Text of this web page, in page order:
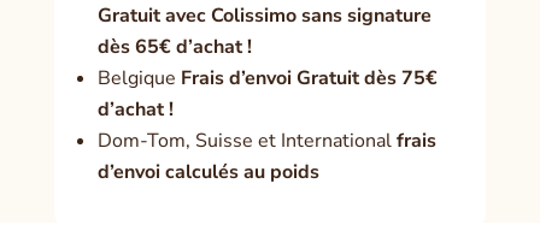
Gratuit avec Colissimo sans signature
dès 65€ d’achat !
Belgique Frais d’envoi Gratuit dès 75€
d’achat !
Dom-Tom, Suisse et Internationalfrais
d’envoi calculés au poids